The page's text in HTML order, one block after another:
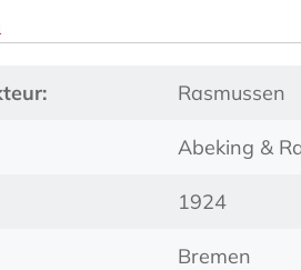
Rasmussen
Abeking &
1924
Bremen